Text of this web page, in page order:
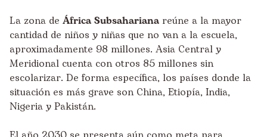
La zona de África Subsaharianareúne a la mayor
cantidad de niños y niñas que no van a la escuela,
aproximadamente 98 millones. Asia Central y
Meridional cuenta con otros 85 millones sin
escolarizar. De forma específica, los países donde la
situación es más grave son China, Etiopía, India,
Nigeria y Pakistán.